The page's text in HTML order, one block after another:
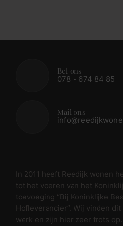
Bel ons
078 - 674 84 85
Mail ons
In 2011 heeft Reedijk wonen
tot het voeren van het
toevoeging “Bij Koninklijke
Hofleverancier”. Wij vinden
werk en zijn hier zeer trots op.